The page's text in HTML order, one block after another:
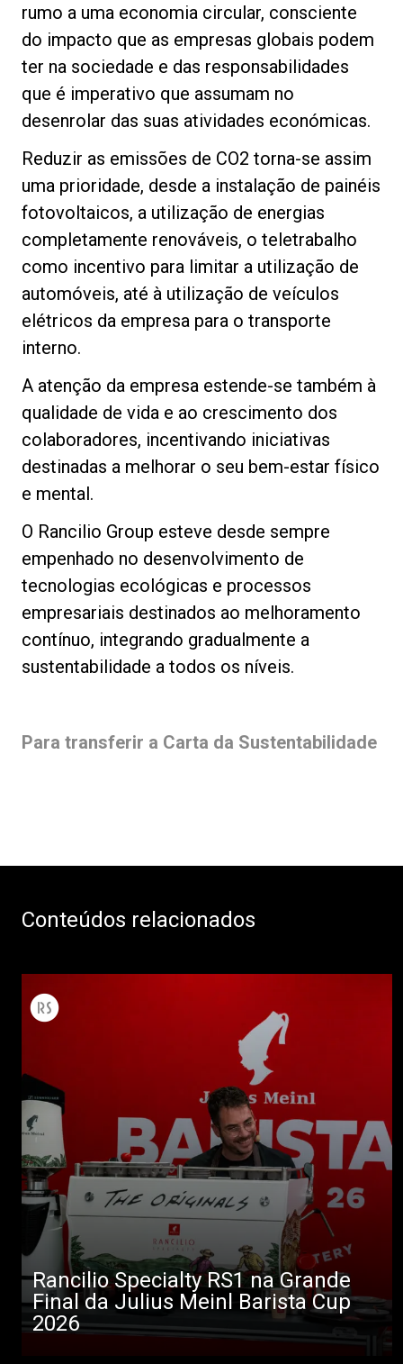
rumo a uma economia circular, consciente
do impacto que as empresas globais podem
ter na sociedade e das responsabilidades
que é imperativo que assumam no
desenrolar das suas atividades económicas.
Reduzir as emissões de CO2 torna-se assim
uma prioridade, desde a instalação de painéis
fotovoltaicos, a utilização de energias
completamente renováveis, o teletrabalho
como incentivo para limitar a utilização de
automóveis, até à utilização de veículos
elétricos da empresa para o transporte
interno.
A atenção da empresa estende-se também à
qualidade de vida e ao crescimento dos
colaboradores, incentivando iniciativas
destinadas a melhorar o seu bem-estar físico
e mental.
O Rancilio Group esteve desde sempre
empenhado no desenvolvimento de
tecnologias ecológicas e processos
empresariais destinados ao melhoramento
contínuo, integrando gradualmente a
sustentabilidade a todos os níveis.
Para transferir a Carta da Sustentabilidade
Conteúdos relacionados
Rancilio Specialty RS1 na Grande
Final da Julius Meinl Barista Cup
2026